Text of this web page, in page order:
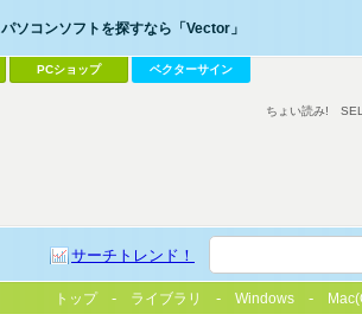
パソコンソフトを探すなら「Vector」
PCショップ ベクターサイン
サーチトレンド！
ちょい読み!
トップ ライブラリ Windows